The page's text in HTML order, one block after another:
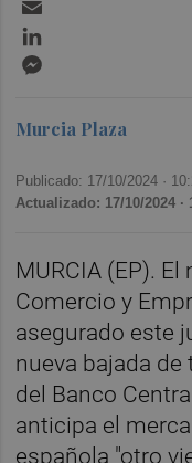
Murcia Plaza
Publicado: 17/10/2024 ·
Actualizado: 17/10/2024 ·
MURCIA (EP).
Comercio y
asegurado este
nueva bajada
del Banco
anticipa el
española "otro